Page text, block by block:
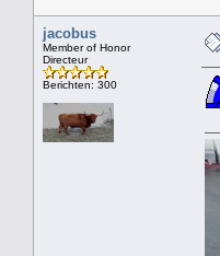
jacobus
Member of Honor
Directeur
Berichten: 300